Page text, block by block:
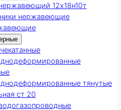
12х18н10т
нержавеющие
тянутые
ст 20